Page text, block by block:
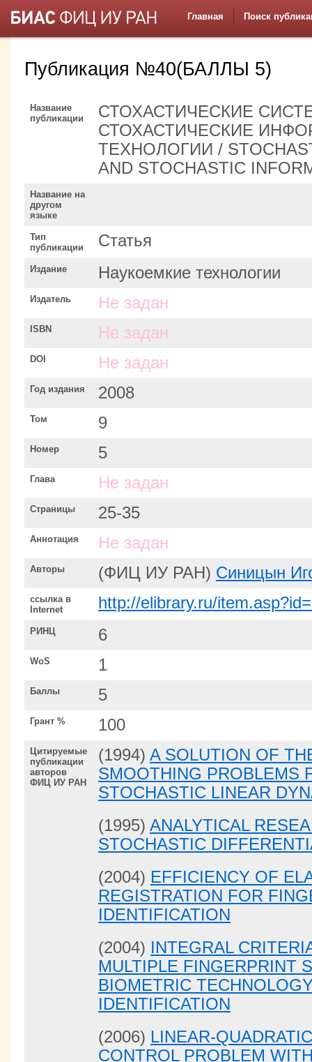
Главная Поиск
Публикация №40(БАЛЛЫ 5)
Название
публикации
СТОХАСТИЧЕСКИЕ
СТОХАСТИЧЕСКИЕ
ТЕХНОЛОГИИ /
AND STOCHASTIC
Название на
другом
языке
Тип
публикации
Статья
Издание Наукоемкие технологии
Издатель Не задан
ISBN Не задан
DOI Не задан
Год издания 2008
Том 9
Номер 5
Глава Не задан
Страницы 25-35
Аннотация Не задан
Авторы (ФИЦ ИУ РАН) Синицын
ссылка в
Internet
http://elibrary.ru/
РИНЦ 6
WoS 1
Баллы 5
Грант % 100
Цитируемые
публикации
авторов
ФИЦ ИУ РАН
(1994) A SOLUTION OF
SMOOTHING PROBLEMS
STOCHASTIC LINEAR
(1995) ANALYTICAL
STOCHASTIC
(2004) EFFICIENCY OF
REGISTRATION FOR
IDENTIFICATION
(2004) INTEGRAL
MULTIPLE FINGERPRINT
BIOMETRIC
IDENTIFICATION
(2006) LINEAR-
CONTROL PROBLEM